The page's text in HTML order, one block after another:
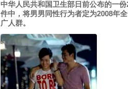
中华人民共和国卫生部日前公布的一
件中，将男男同性行为者定为2008年
广人群。